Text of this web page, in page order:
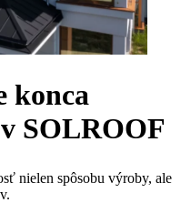
konca
SOLROOF
nielen spôsobu výroby, ale